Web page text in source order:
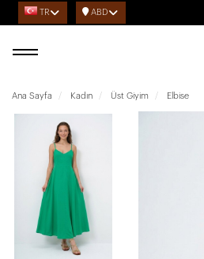
TR ABD
Ana Sayfa Kadın Üst Giyim Elbise